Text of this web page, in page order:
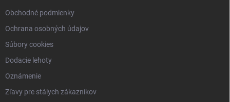
Obchodné podmienky
Ochrana osobných údajov
Súbory cookies
Dodacie lehoty
Oznámenie
Zľavy pre stálych zákazníkov